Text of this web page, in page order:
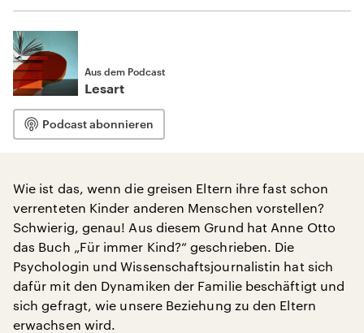
Aus dem Podcast
Lesart
Podcast abonnieren
Wie ist das, wenn die greisen Eltern ihre fast schon
verrenteten Kinder anderen Menschen vorstellen?
Schwierig, genau! Aus diesem Grund hat Anne Otto
das Buch „Für immer Kind?“ geschrieben. Die
Psychologin und Wissenschaftsjournalistin hat sich
dafür mit den Dynamiken der Familie beschäftigt und
sich gefragt, wie unsere Beziehung zu den Eltern
erwachsen wird.